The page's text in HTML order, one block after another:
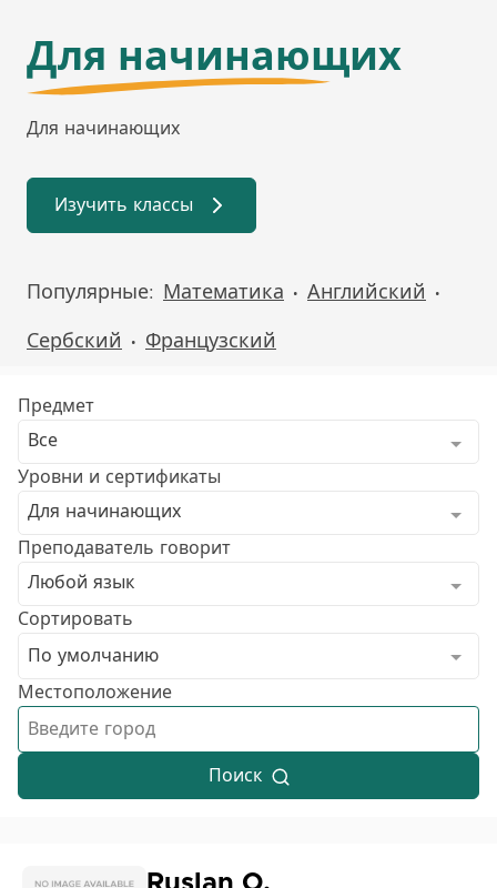
Для начинающих
Для начинающих
Изучить классы
Популярные: Математика • Английский •
Сербский • Французский
Предмет
Все
Уровни и сертификаты
Для начинающих
Преподаватель говорит
Любой язык
Сортировать
По умолчанию
Местоположение
Поиск